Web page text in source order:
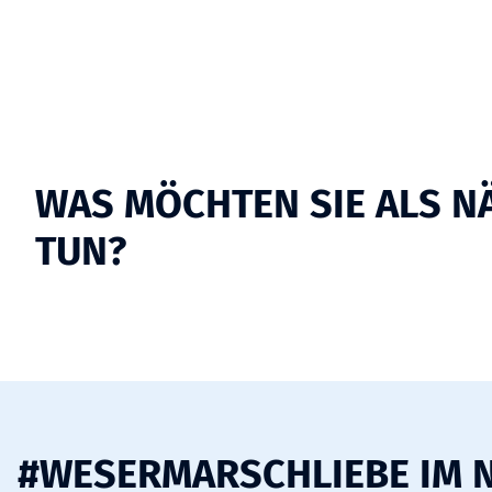
WAS MÖCHTEN SIE ALS
TUN?
#WESERMARSCHLIEBE IM